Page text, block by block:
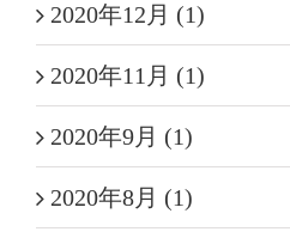
2020年12月 (1)
2020年11月 (1)
2020年9月 (1)
2020年8月 (1)